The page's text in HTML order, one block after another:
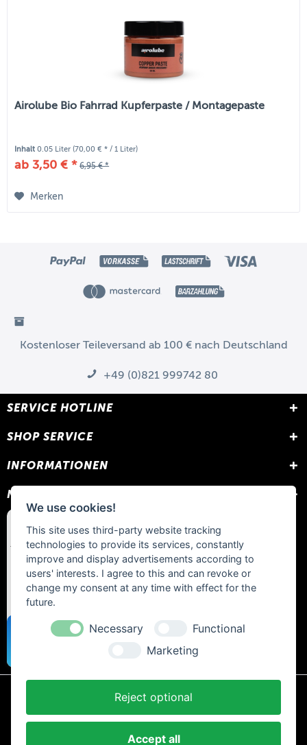
Airolube Bio Fahrrad Kupferpaste / Montagepaste
Inhalt0.05 Liter(70,00 € * / 1 Liter)
ab 3,50 € * 6,95 € *
Merken
Kostenloser Teileversand ab 100 € nach Deutschland
+49 (0)821 999742 80
SERVICE HOTLINE
SHOP SERVICE
INFORMATIONEN
NEWSLETTER
* Alle Preise inkl. gesetzl. Mehrwertsteuer zzgl.
Nachnahmegebühren, wenn nicht anders beschrieben.
AGB und Kundeninformationen
We use cookies!
This site uses third-party website tracking
technologies to provide its services, constantly
improve and display advertisements according to
users' interests. I agree to this and can revoke or
change my consent at any time with effect for the
future.
Necessary
Functional
Marketing
Reject optional
Accept all